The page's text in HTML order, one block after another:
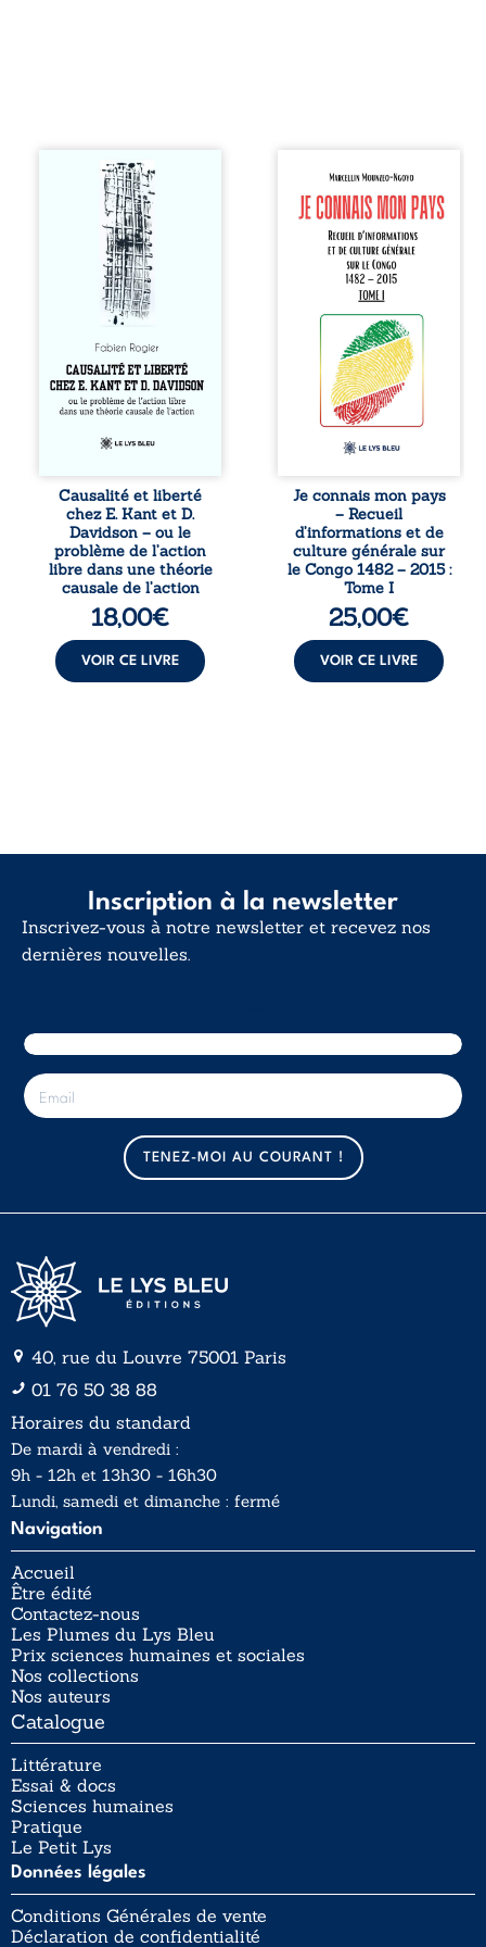
Sommes-nous
vraiment libres si
chacun de nos
actes s’inscrit
dans une chaîne
de causes ? À
travers une
confrontation
entre les pensées
d’Emmanuel Kant
et de Donald
Davidson, cet
essai explore les
liens entre libre
déterminisme
responsabilité. De
la volonté
kantienne au
monisme anomal
de Davidson, il
interroge la
manière dont les
intentions et les
peuvent ...
Causalité et liberté
chez E. Kant et D.
Davidson – ou le
problème de l’action
libre dans une théorie
causale de l’action
18,00€
VOIR CE LIVRE
Je connais mon
pays se présente
comme une œuvre
de transmission et
d’éveil civique,
destinée à raviver
la mémoire
congolaise. En
retraçant les
grandes étapes de
l’histoire
nationale, il
entend combattre
l’ignorance, le
repli identitaire et
l’affaiblissement
patriotique.
Accessible à tous,
ce recueil offre
des repères
essentiels pour
mieux
comprendre le ...
Je connais mon pays
– Recueil
d’informations et de
culture générale sur
le Congo 1482 – 2015 :
Tome I
25,00€
VOIR CE LIVRE
Inscription à la newsletter
Inscrivez-vous à notre newsletter et recevez nos
dernières nouvelles.
E
-
m
TENEZ-MOI AU COURANT !
40, rue du Louvre 75001 Paris
01 76 50 38 88
Horaires du standard
De mardi à vendredi :
9h - 12h et 13h30 - 16h30
Lundi, samedi et dimanche : fermé
Navigation
Accueil
Être édité
Contactez-nous
Les Plumes du Lys Bleu
Prix sciences humaines et sociales
Nos collections
Nos auteurs
Catalogue
Littérature
Essai & docs
Sciences humaines
Pratique
Le Petit Lys
Données légales
Conditions Générales de vente
Déclaration de confidentialité